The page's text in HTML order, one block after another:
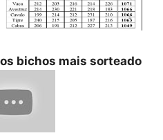
bichos mais sorteado